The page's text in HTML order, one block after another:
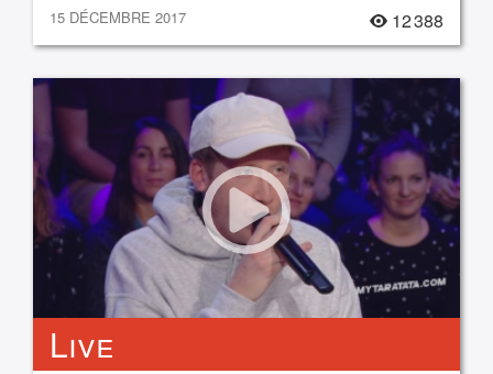
15 DÉCEMBRE 2017 12 388
Live